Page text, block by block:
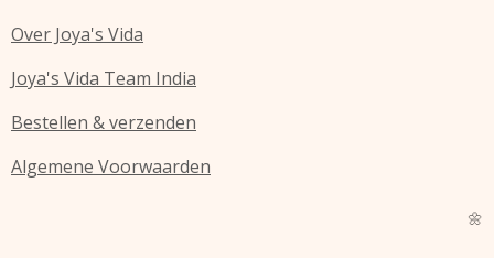
Over Joya's Vida
Joya's Vida Team India
Bestellen & verzenden
Algemene Voorwaarden
🌼